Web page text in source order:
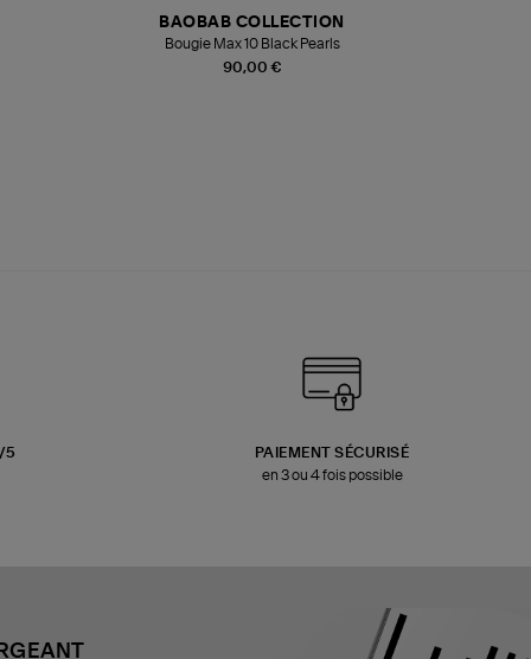
90,00 €
BAOBAB COLLECTION
Bougie Max 10 Black Pearls
5
PAIEMENT SÉCURISÉ
en 3 ou 4 fois possible